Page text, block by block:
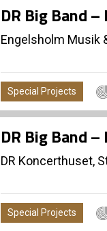
DR Big Band
Engelsholm Musik
Special Projects
DR Big Band
DR Koncerthuset,
Special Projects